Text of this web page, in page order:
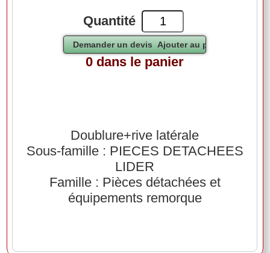
Quantité
0 dans le panier
Doublure+rive latérale
Sous-famille : PIECES DETACHEES
LIDER
Famille : Pièces détachées et
équipements remorque